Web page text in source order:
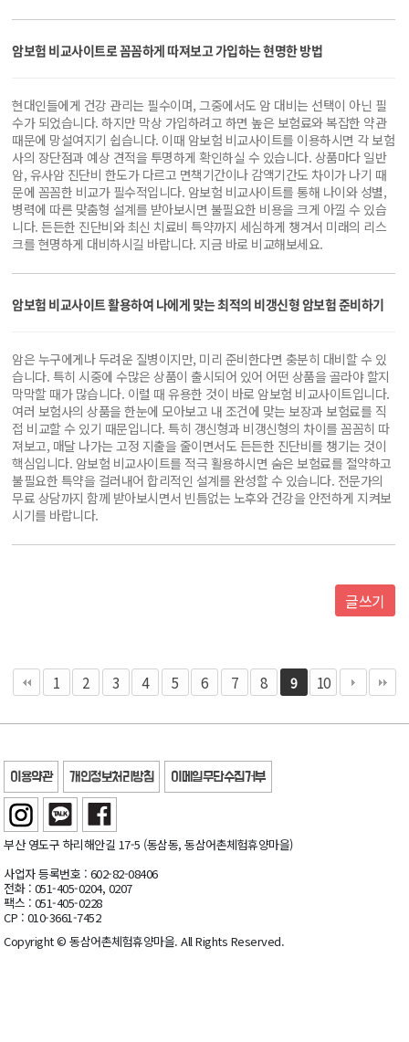
암보험 비교사이트로 꼼꼼하게 따져보고 가입하는 현명한 방법
현대인들에게 건강 관리는 필수이며, 그중에서도 암 대비는 선택이 아닌 필
수가 되었습니다. 하지만 막상 가입하려고 하면 높은 보험료와 복잡한 약관
때문에 망설여지기 쉽습니다. 이때 암보험 비교사이트를 이용하시면 각 보험
사의 장단점과 예상 견적을 투명하게 확인하실 수 있습니다. 상품마다 일반
암, 유사암 진단비 한도가 다르고 면책기간이나 감액기간도 차이가 나기 때
문에 꼼꼼한 비교가 필수적입니다. 암보험 비교사이트를 통해 나이와 성별,
병력에 따른 맞춤형 설계를 받아보시면 불필요한 비용을 크게 아낄 수 있습
니다. 든든한 진단비와 최신 치료비 특약까지 세심하게 챙겨서 미래의 리스
크를 현명하게 대비하시길 바랍니다. 지금 바로 비교해보세요.
암보험 비교사이트 활용하여 나에게 맞는 최적의 비갱신형 암보험 준비하기
암은 누구에게나 두려운 질병이지만, 미리 준비한다면 충분히 대비할 수 있
습니다. 특히 시중에 수많은 상품이 출시되어 있어 어떤 상품을 골라야 할지
막막할 때가 많습니다. 이럴 때 유용한 것이 바로 암보험 비교사이트입니다.
여러 보험사의 상품을 한눈에 모아보고 내 조건에 맞는 보장과 보험료를 직
접 비교할 수 있기 때문입니다. 특히 갱신형과 비갱신형의 차이를 꼼꼼히 따
져보고, 매달 나가는 고정 지출을 줄이면서도 든든한 진단비를 챙기는 것이
핵심입니다. 암보험 비교사이트를 적극 활용하시면 숨은 보험료를 절약하고
불필요한 특약을 걸러내어 합리적인 설계를 완성할 수 있습니다. 전문가의
무료 상담까지 함께 받아보시면서 빈틈없는 노후와 건강을 안전하게 지켜보
시기를 바랍니다.
글쓰기
1 2 3 4 5 6 7 8 9 10
이용약관 개인정보처리방침 이메일무단수집거부
부산 영도구 하리해안길 17-5 (동삼동, 동삼어촌체험휴양마을)
사업자 등록번호 : 602-82-08406
전화 : 051-405-0204, 0207
팩스 : 051-405-0228
CP : 010-3661-7452
Copyright © 동삼어촌체험휴양마을. All Rights Reserved.